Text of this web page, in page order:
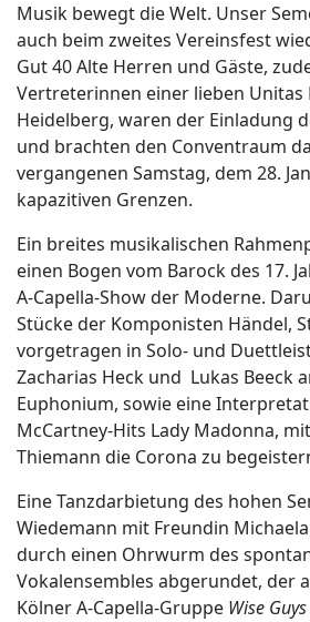
Musik bewegt die Welt. Unser
auch beim zweites Vereinsfest
Gut 40 Alte Herren und Gäste,
Vertreterinnen einer lieben Unitas
Heidelberg, waren der Einladung
und brachten den Conventraum
vergangenen Samstag, dem 28.
kapazitiven Grenzen.
Ein breites musikalischen
einen Bogen vom Barock des 17.
A-Capella-Show der Moderne.
Stücke der Komponisten Händel,
vorgetragen in Solo- und
Zacharias Heck und Lukas Beeck
Euphonium, sowie eine
McCartney-Hits Lady Madonna,
Thiemann die Corona zu
Eine Tanzdarbietung des hohen
Wiedemann mit Freundin
durch einen Ohrwurm des
Vokalensembles abgerundet, der
Kölner A-Capella-Gruppe Wise Guys